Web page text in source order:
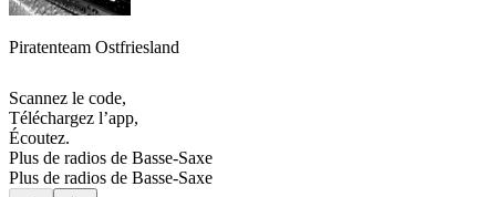
Piratenteam Ostfriesland
Scannez le code,
Téléchargez l’app,
Écoutez.
Plus de radios de Basse-Saxe
Plus de radios de Basse-Saxe